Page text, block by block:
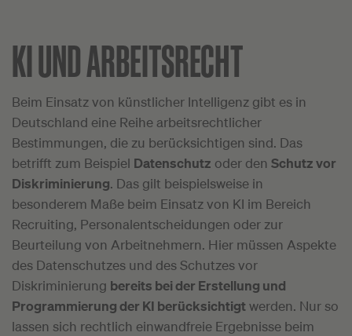
KI UND ARBEITSRECHT
Beim Einsatz von künstlicher Intelligenz gibt es in
Deutschland eine Reihe arbeitsrechtlicher
Bestimmungen, die zu berücksichtigen sind. Das
betrifft zum Beispiel Datenschutz oder den Schutz vor
Diskriminierung. Das gilt beispielsweise in
besonderem Maße beim Einsatz von KI im Bereich
Recruiting, Personalentscheidungen oder zur
Beurteilung von Arbeitnehmern. Hier müssen Aspekte
des Datenschutzes und des Schutzes vor
Diskriminierung bereits bei der Erstellung und
Programmierung der KI berücksichtigtwerden. Nur so
lassen sich rechtlich einwandfreie Ergebnisse beim